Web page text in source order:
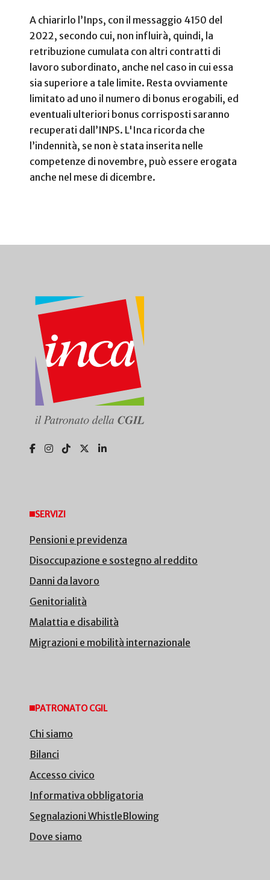
A chiarirlo l’Inps, con il messaggio 4150 del
2022, secondo cui, non influirà, quindi, la
retribuzione cumulata con altri contratti di
lavoro subordinato, anche nel caso in cui essa
sia superiore a tale limite. Resta ovviamente
limitato ad uno il numero di bonus erogabili, ed
eventuali ulteriori bonus corrisposti saranno
recuperati dall’INPS. L'Inca ricorda che
l’indennità, se non è stata inserita nelle
competenze di novembre, può essere erogata
anche nel mese di dicembre.
SERVIZI
Pensioni e previdenza
Disoccupazione e sostegno al reddito
Danni da lavoro
Genitorialità
Malattia e disabilità
Migrazioni e mobilità internazionale
PATRONATO CGIL
Chi siamo
Bilanci
Accesso civico
Informativa obbligatoria
Segnalazioni WhistleBlowing
Dove siamo